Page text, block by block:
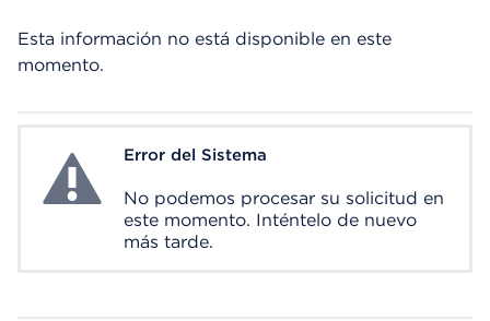
Esta información no está disponible en este
momento.
System ErrorError del Sistema
No podemos procesar su solicitud en
este momento. Inténtelo de nuevo
más tarde.